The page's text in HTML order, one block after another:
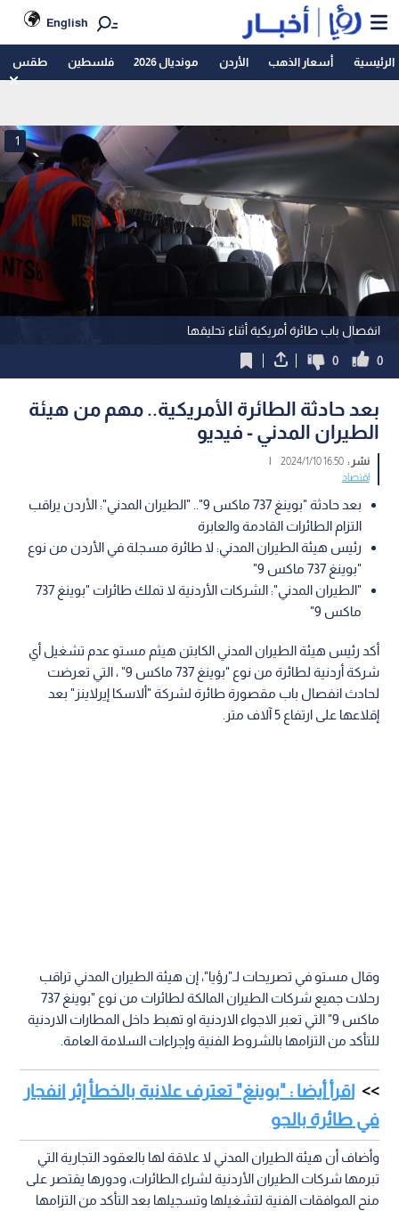
English
الرئيسية أسعار الذهب الأردن مونديال 2026 فلسطين طقس
انفصال باب طائرة أمريكية أثناء تحليقها
1
0
0
بعد حادثة الطائرة الأمريكية.. مهم من هيئة
الطيران المدني - فيديو
نشر :16:50 2024/1/10
|
اقتصاد
بعد حادثة "بوينغ 737 ماكس 9".. "الطيران المدني": الأردن يراقب
التزام الطائرات القادمة والعابرة
رئيس هيئة الطيران المدني: لا طائرة مسجلة في الأردن من نوع
"بوينغ 737 ماكس 9"
"الطيران المدني": الشركات الأردنية لا تملك طائرات "بوينغ 737
ماكس 9"
أكد رئيس هيئة الطيران المدني الكابتن هيثم مستو عدم تشغيل أي
شركة أردنية لطائرة من نوع "بوينغ 737 ماكس 9" ، التي تعرضت
لحادث انفصال باب مقصورة طائرة لشركة "ألاسكا إيرلاينز" بعد
إقلاعها على ارتفاع 5 آلاف متر.
وقال مستو في تصريحات لـ"رؤيا"، إن هيئة الطيران المدني تراقب
رحلات جميع شركات الطيران المالكة لطائرات من نوع "بوينغ 737
ماكس 9" التي تعبر الاجواء الاردنية او تهبط داخل المطارات الاردنية
للتأكد من التزامها بالشروط الفنية وإجراءات السلامة العامة.
اقرأ أيضا : "بوينغ" تعترف علانية بالخطأ إثر انفجار
في طائرة بالجو
وأضاف أن هيئة الطيران المدني لا علاقة لها بالعقود التجارية التي
تبرمها شركات الطيران الأردنية لشراء الطائرات، ودورها يقتصر على
منح الموافقات الفنية لتشغيلها وتسجيلها بعد التأكد من التزامها